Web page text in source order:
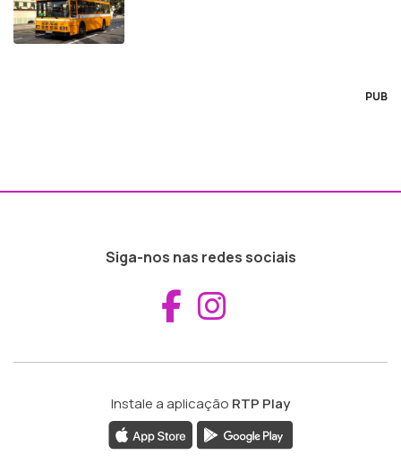
PUB
Siga-nos nas redes sociais
Aceder ao
Instale a aplicação RTP Play